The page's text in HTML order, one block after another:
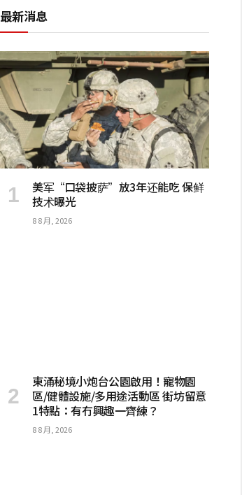
最新消息
美军“口袋披萨”放3年还能吃 保鲜
技术曝光
8 8 月, 2026
東涌秘境小炮台公園啟用！寵物園
區/健體設施/多用途活動區 街坊留意
1特點：有冇興趣一齊練？
8 8 月, 2026